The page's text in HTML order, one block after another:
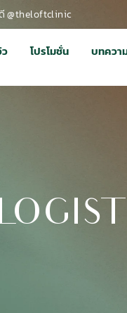
@theloftclinic
โปรโมชั่น บทควา